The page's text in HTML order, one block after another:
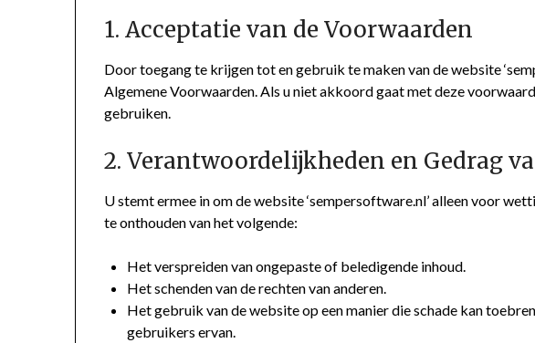
1. Acceptatie van de Voorwaarden
Door toegang te krijgen tot en gebruik te maken van de website
Algemene Voorwaarden. Als u niet akkoord gaat met deze
gebruiken.
2. Verantwoordelijkheden en Gedrag
U stemt ermee in om de website ‘sempersoftware.nl’ alleen voor
te onthouden van het volgende:
Het verspreiden van ongepaste of beledigende inhoud.
Het schenden van de rechten van anderen.
Het gebruik van de website op een manier die schade kan
gebruikers ervan.